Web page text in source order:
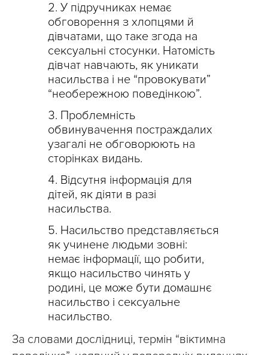
У підручниках немає
обговорення з хлопцями й
дівчатами, що таке згода на
сексуальні стосунки. Натомість
дівчат навчають, як уникати
насильства і не “провокувати”
“необережною поведінкою”.
Проблемність
обвинувачення постраждалих
узагалі не обговорюють на
сторінках видань.
Відсутня інформація для
дітей, як діяти в разі
насильства.
Насильство представляється
як учинене людьми зовні:
немає інформації, що робити,
якщо насильство чинять у
родині, це може бути домашнє
насильство і сексуальне
насильство.
За словами дослідниці, термін “віктимна